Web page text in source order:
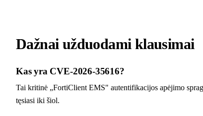
Dažnai užduodami klausimai
Kas yra CVE-2026-35616?
Tai kritinė „FortiClient EMS" autentifikacijos apėjimo
tęsiasi iki šiol.